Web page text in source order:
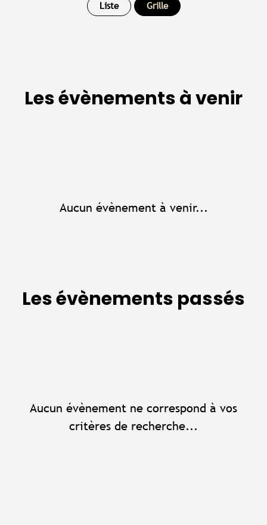
Liste Grille
Les évènements à venir
Aucun évènement à venir...
Les évènements passés
Aucun évènement ne correspond à vos
critères de recherche...